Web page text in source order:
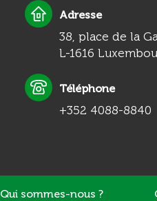
Adresse
38, place de la
L-1616
Téléphone
+352 4088-8840
Qui sommes-nous ?